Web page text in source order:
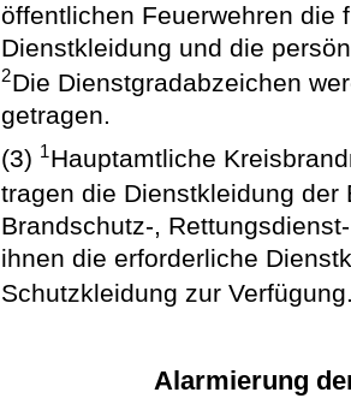
öffentlichen Feuerwehren die
Dienstkleidung und die
2Die Dienstgradabzeichen
getragen.
(3) 1Hauptamtliche
tragen die Dienstkleidung
Brandschutz-,
ihnen die erforderliche
Schutzkleidung zur
Alarmierung